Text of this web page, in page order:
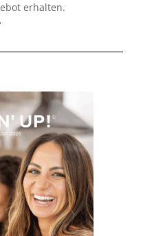
erhalten.